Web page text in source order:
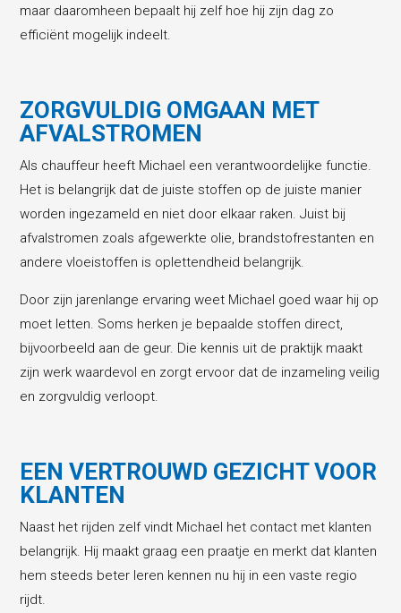
maar daaromheen bepaalt hij zelf hoe hij zijn dag zo
efficiënt mogelijk indeelt.
ZORGVULDIG OMGAAN MET
AFVALSTROMEN
Als chauffeur heeft Michael een verantwoordelijke functie.
Het is belangrijk dat de juiste stoffen op de juiste manier
worden ingezameld en niet door elkaar raken. Juist bij
afvalstromen zoals afgewerkte olie, brandstofrestanten en
andere vloeistoffen is oplettendheid belangrijk.
Door zijn jarenlange ervaring weet Michael goed waar hij op
moet letten. Soms herken je bepaalde stoffen direct,
bijvoorbeeld aan de geur. Die kennis uit de praktijk maakt
zijn werk waardevol en zorgt ervoor dat de inzameling veilig
en zorgvuldig verloopt.
EEN VERTROUWD GEZICHT VOOR
KLANTEN
Naast het rijden zelf vindt Michael het contact met klanten
belangrijk. Hij maakt graag een praatje en merkt dat klanten
hem steeds beter leren kennen nu hij in een vaste regio
rijdt.